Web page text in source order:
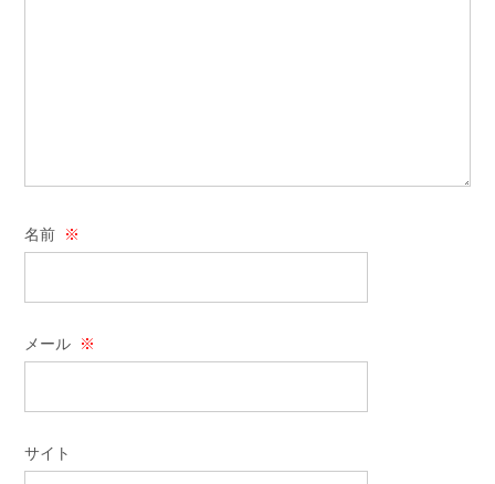
名前 ※
メール ※
サイト